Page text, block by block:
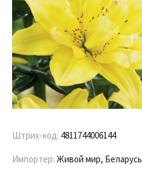
Штрих-код: 4811744006144
Импортер: Живой мир, Беларусь